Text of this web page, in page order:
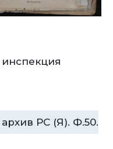
РС (Я). Ф.50.